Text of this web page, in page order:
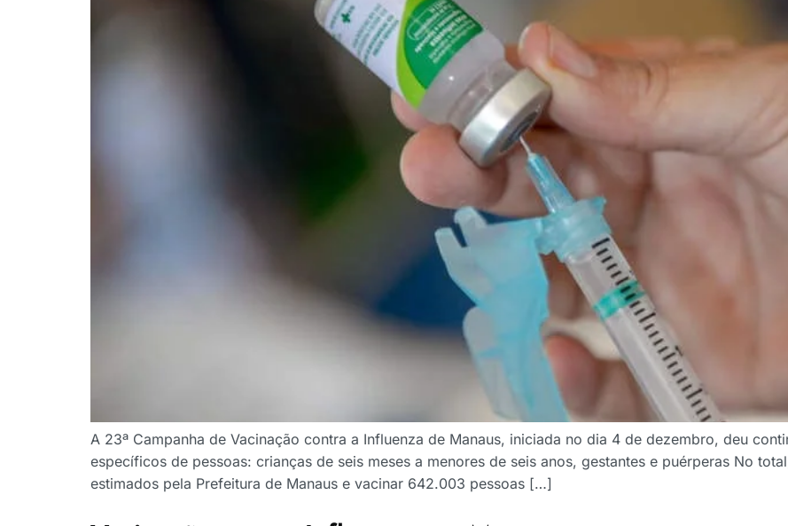
A 23ª Campanha de Vacinação contra a Influenza de Manaus, iniciada no dia 4 de dezembro, deu
específicos de pessoas: crianças de seis meses a menores de seis anos, gestantes e puérperas No
estimados pela Prefeitura de Manaus e vacinar 642.003 pessoas […]